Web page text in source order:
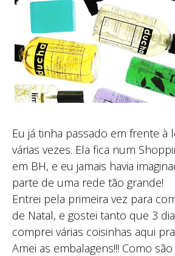
Eu já tinha passado em frente à
várias vezes. Ela fica num
em BH, e eu jamais havia
parte de uma rede tão grande!
Entrei pela primeira vez para
de Natal, e gostei tanto que 3
comprei várias coisinhas aqui
Amei as embalagens!!! Como